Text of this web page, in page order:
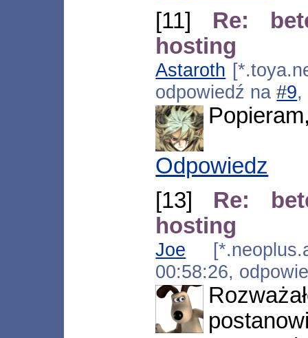
[11] Re:
hosting
Astaroth
odpowiedź na#9,
Odpowiedz
[13] Re:
hosting
Joe
00:58:26,